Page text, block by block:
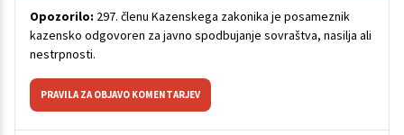
Opozorilo: 297. členu Kazenskega zakonika je posameznik
kazensko odgovoren za javno spodbujanje sovraštva, nasilja ali
nestrpnosti.
PRAVILA ZA OBJAVO KOMENTARJEV